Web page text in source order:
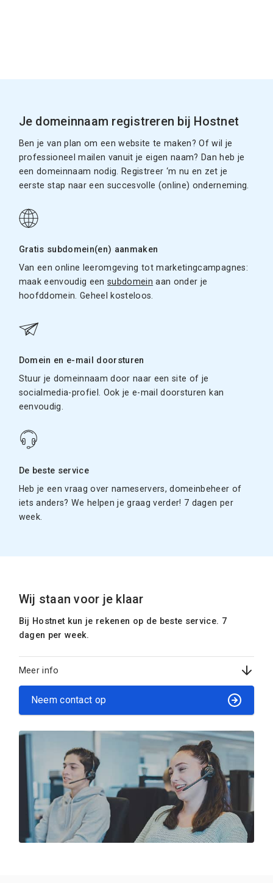
Je domeinnaam registreren bij Hostnet
Ben je van plan om een website te maken? Of wil je
professioneel mailen vanuit je eigen naam? Dan heb je
een domeinnaam nodig. Registreer ‘m nu en zet je
eerste stap naar een succesvolle (online) onderneming.
Gratis subdomein(en) aanmaken
Van een online leeromgeving tot marketingcampagnes:
maak eenvoudig eensubdomein aan onder je
hoofddomein. Geheel kosteloos.
Domein en e-mail doorsturen
Stuur je domeinnaam door naar een site of je
socialmedia-profiel. Ook je e-mail doorsturen kan
eenvoudig.
De beste service
Heb je een vraag over nameservers, domeinbeheer of
iets anders? We helpen je graag verder! 7 dagen per
week.
Wij staan voor je klaar
Bij Hostnet kun je rekenen op de beste service. 7
dagen per week.
Meer info
Neem contact op